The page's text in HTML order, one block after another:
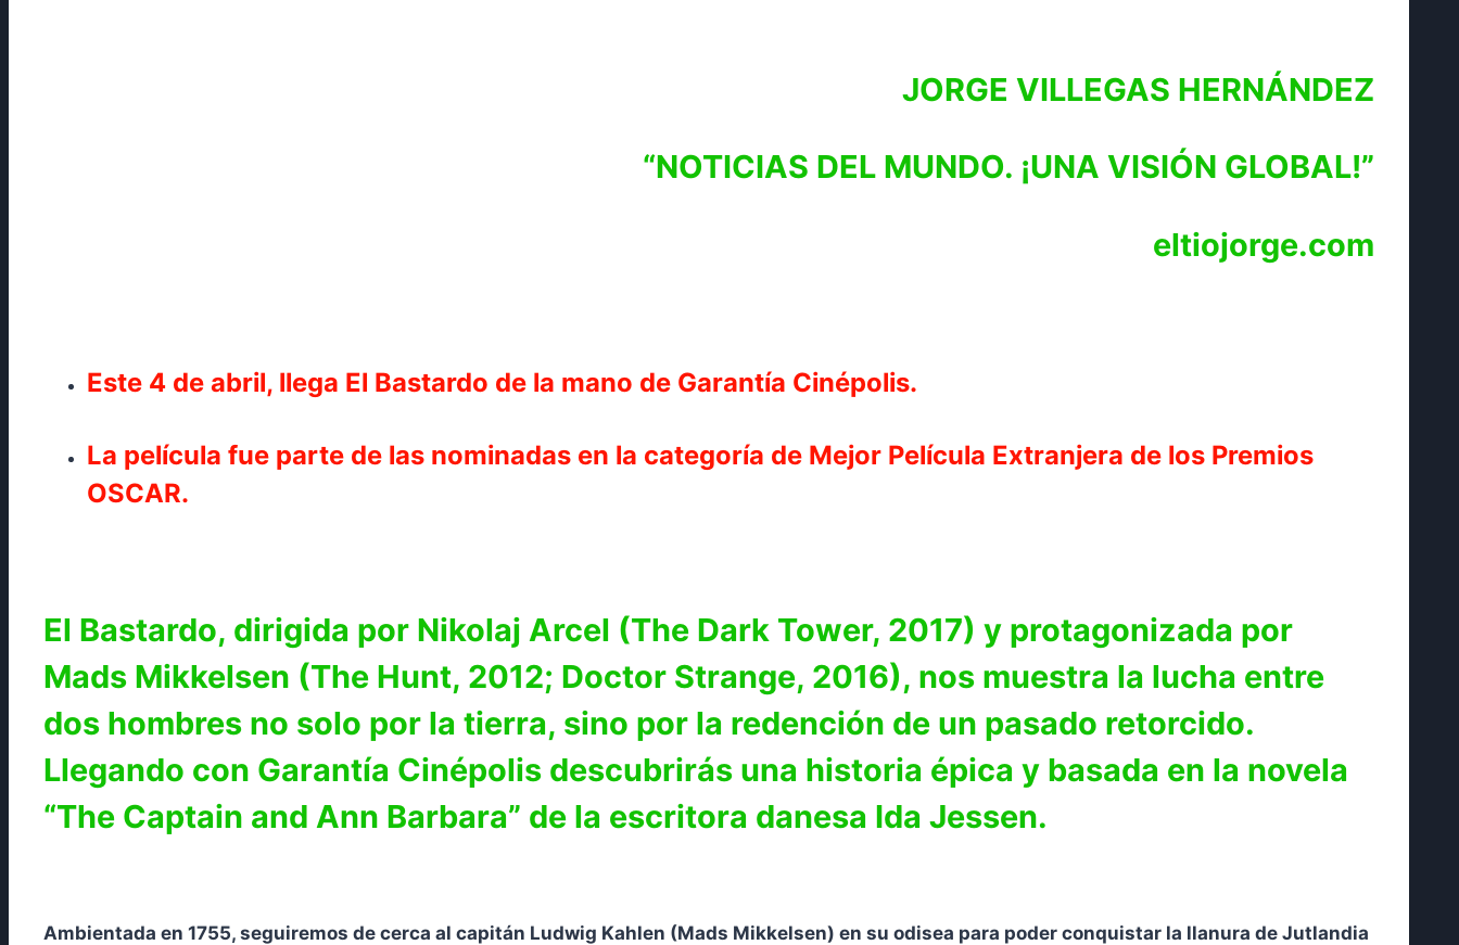
JORGE VILLEGAS HERNÁNDEZ
“NOTICIAS DEL MUNDO. ¡UNA VISIÓN GLOBAL!”
eltiojorge.com
Este 4 de abril, llega El Bastardo de la mano de Garantía Cinépolis.
La película fue parte de las nominadas en la categoría de Mejor Película Extranjera de los Premios
OSCAR.
El Bastardo, dirigida por Nikolaj Arcel (The Dark Tower, 2017) y protagonizada por
Mads Mikkelsen (The Hunt, 2012; Doctor Strange, 2016), nos muestra la lucha entre
dos hombres no solo por la tierra, sino por la redención de un pasado retorcido.
Llegando con Garantía Cinépolis descubrirás una historia épica y basada en la novela
“The Captain and Ann Barbara” de la escritora danesa Ida Jessen.
Ambientada en 1755, seguiremos de cerca al capitán Ludwig Kahlen (Mads Mikkelsen) en su odisea para poder conquistar la llanura de Jutlandia